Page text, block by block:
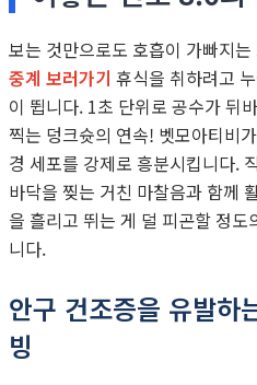
보는 것만으로도 호흡이 가빠지
중계 보러가기 휴식을 취하려고
이 뜁니다. 1초 단위로 공수가 뒤
찍는 덩크슛의 연속! 벳모아티비
경 세포를 강제로 흥분시킵니다.
바닥을 찢는 거친 마찰음과 함께
을 흘리고 뛰는 게 덜 피곤할 정
니다.
안구 건조증을 유발하
빙